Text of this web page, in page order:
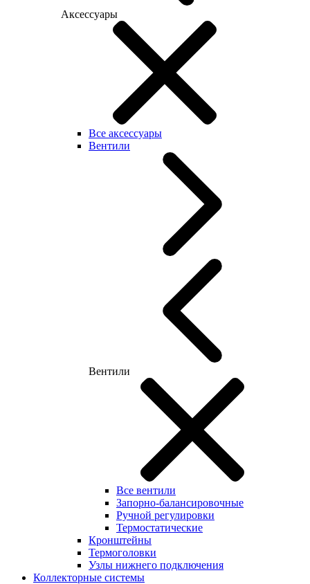
Аксессуары
Все аксессуары
Вентили
Вентили
Все вентили
Запорно-балансировочные
Ручной регулировки
Термостатические
Кронштейны
Термоголовки
Узлы нижнего подключения
Коллекторные системы